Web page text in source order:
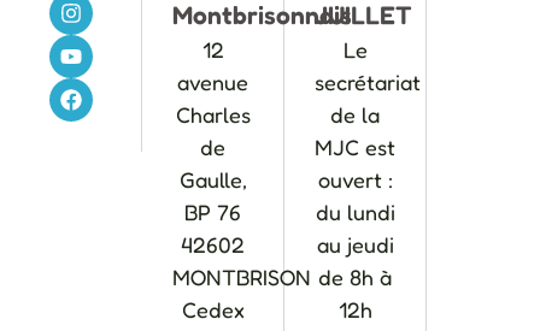
Montbrisonnais
12
avenue
Charles
de
Gaulle,
BP 76
42602
MONTBRISON
Cedex
JUILLET
Le
secrétariat
de la
MJC est
ouvert :
du lundi
au jeudi
de 8h à
12h